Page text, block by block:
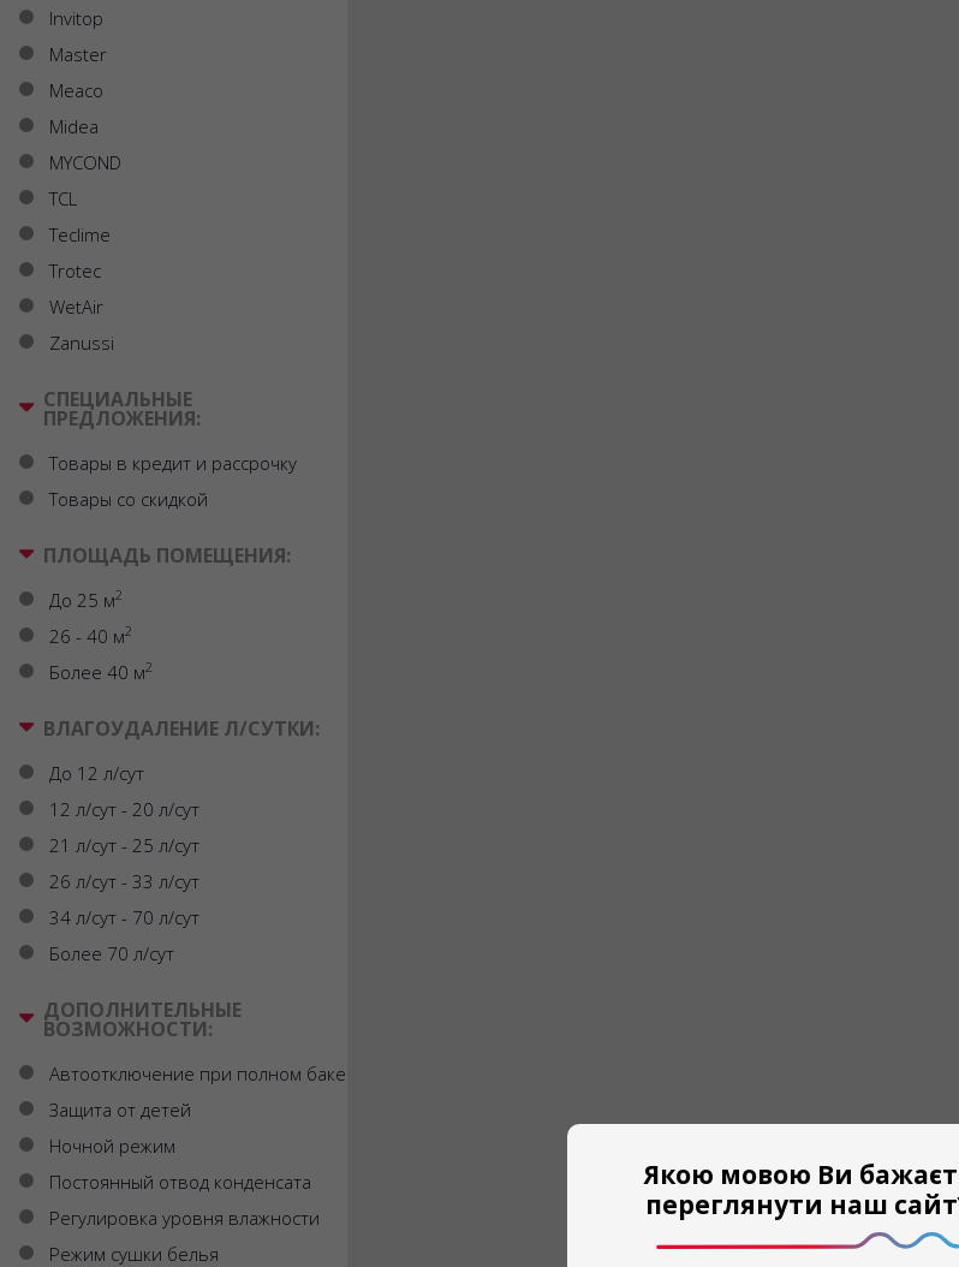
Invitop
Master
Meaco
Midea
MYCOND
TCL
Teclime
Trotec
WetAir
Zanussi
СПЕЦИАЛЬНЫЕ
ПРЕДЛОЖЕНИЯ:
Товары в кредит и рассрочку
Товары со скидкой
ПЛОЩАДЬ ПОМЕЩЕНИЯ:
До 25 м2
26 - 40 м2
Более 40 м2
ВЛАГОУДАЛЕНИЕ Л/СУТКИ:
До 12 л/сут
12 л/сут - 20 л/сут
21 л/сут - 25 л/сут
26 л/сут - 33 л/сут
34 л/сут - 70 л/сут
Более 70 л/сут
ДОПОЛНИТЕЛЬНЫЕ
ВОЗМОЖНОСТИ:
Автоотключение при полном баке
Защита от детей
Ночной режим
Постоянный отвод конденсата
Регулировка уровня влажности
Режим сушки белья
Якою мовою Ви
переглянути наш